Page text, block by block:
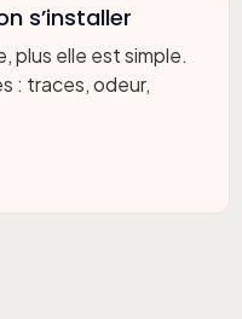
s’installer
plus elle est simple.
: traces, odeur,